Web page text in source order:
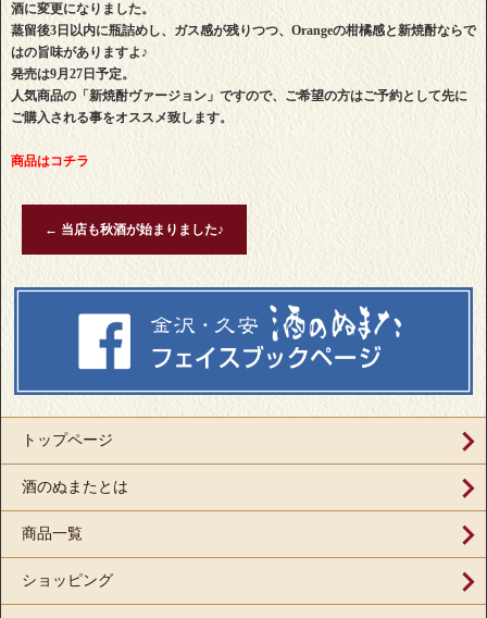
酒に変更になりました。
蒸留後3日以内に瓶詰めし、ガス感が残りつつ、Orangeの柑橘感と新焼酎ならで
はの旨味がありますよ♪
発売は9月27日予定。
人気商品の「新焼酎ヴァージョン」ですので、ご希望の方はご予約として先に
ご購入される事をオススメ致します。
商品はコチラ
← 当店も秋酒が始まりました♪
トップページ
酒のぬまたとは
商品一覧
ショッピング